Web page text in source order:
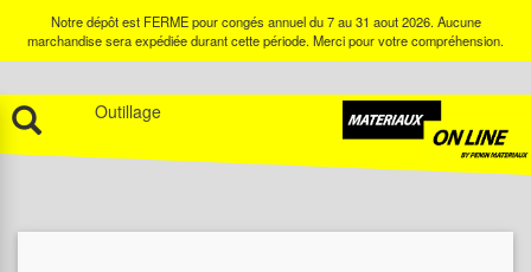
Notre dépôt est FERME pour congés annuel du 7 au 31 aout 2026. Aucune
marchandise sera expédiée durant cette période. Merci pour votre compréhension.
Outillage